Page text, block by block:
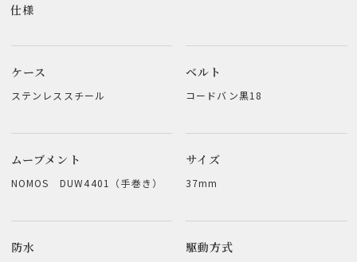
仕様
ケース
ステンレススチール
ベルト
コードバン黒18
ムーブメント
NOMOS DUW4401（手巻き）
サイズ
37mm
防水 駆動方式